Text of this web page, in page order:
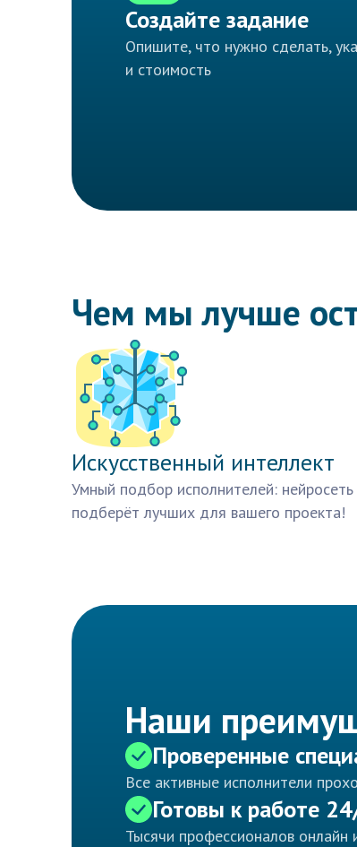
Создайте задание
Опишите, что нужно сделать,
и стоимость
Чем мы лучше
Искусственный интеллект
Умный подбор исполнителей: нейросеть
подберёт лучших для вашего проекта!
Наши
Проверенные
Все активные исполнители
Готовы к работе
Тысячи профессионалов онлайн